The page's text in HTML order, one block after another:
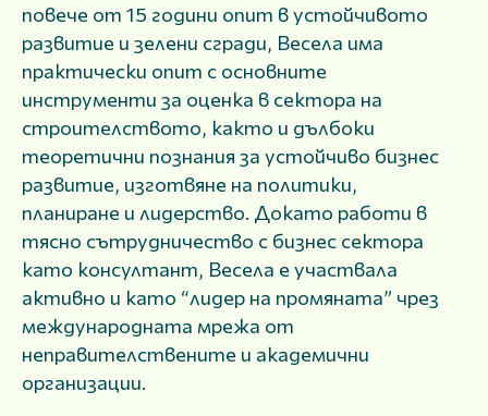
повече от 15 години опит в устойчивото
развитие и зелени сгради, Весела има
практически опит с основните
инструменти за оценка в сектора на
строителството, както и дълбоки
теоретични познания за устойчиво бизнес
развитие, изготвяне на политики,
планиране и лидерство. Докато работи в
тясно сътрудничество с бизнес сектора
като консултант, Весела е участвала
активно и като “лидер на промяната” чрез
международната мрежа от
неправителствените и академични
организации.